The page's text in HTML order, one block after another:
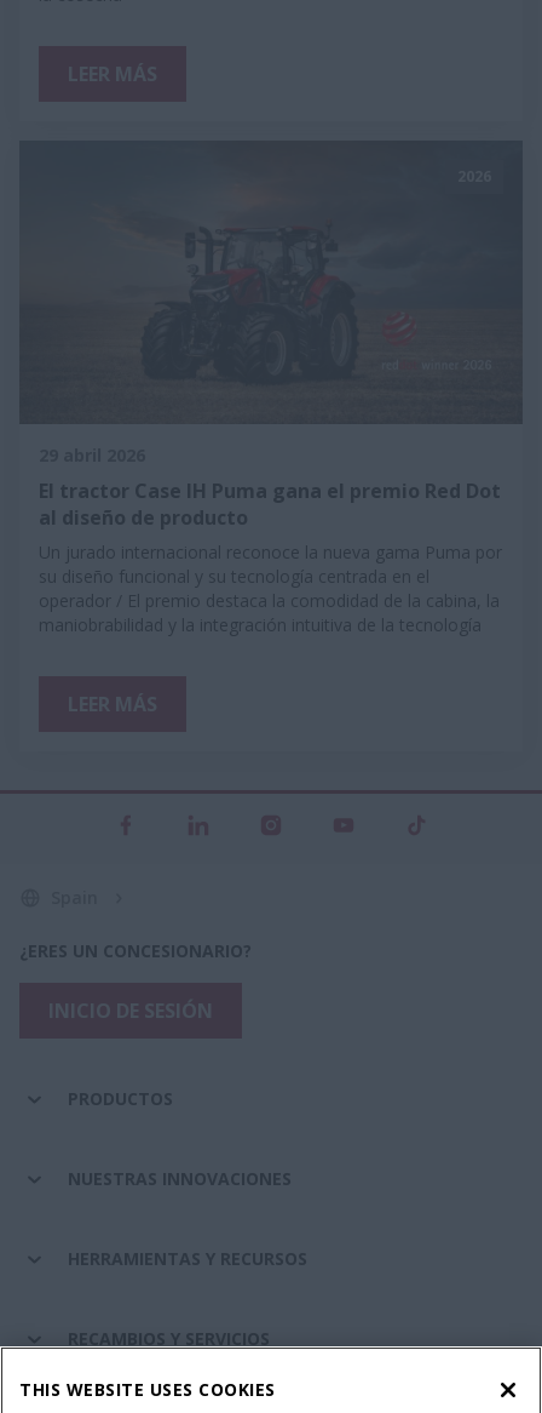
El tractor Case IH Puma gana el premio Red Dot
al diseño de producto
Un jurado internacional reconoce la nueva gama Puma por
su diseño funcional y su tecnología centrada en el
operador / El premio destaca la comodidad de la cabina, la
maniobrabilidad y la integración intuitiva de la tecnología
¿ERES UN CONCESIONARIO?
PRODUCTOS
NUESTRAS INNOVACIONES
HERRAMIENTAS Y RECURSOS
RECAMBIOS Y SERVICIOS
THIS WEBSITE USES COOKIES